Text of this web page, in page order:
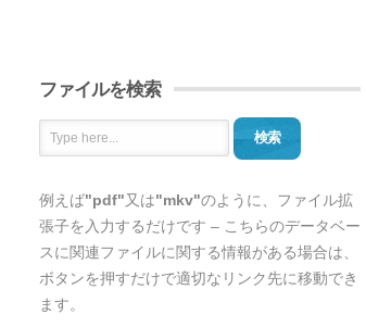
ファイルを検索
検索
例えば"pdf"又は"mkv"のように、ファイル拡
張子を入力するだけです – こちらのデータベー
スに関連ファイルに関する情報がある場合は、
ボタンを押すだけで適切なリンク先に移動でき
ます。